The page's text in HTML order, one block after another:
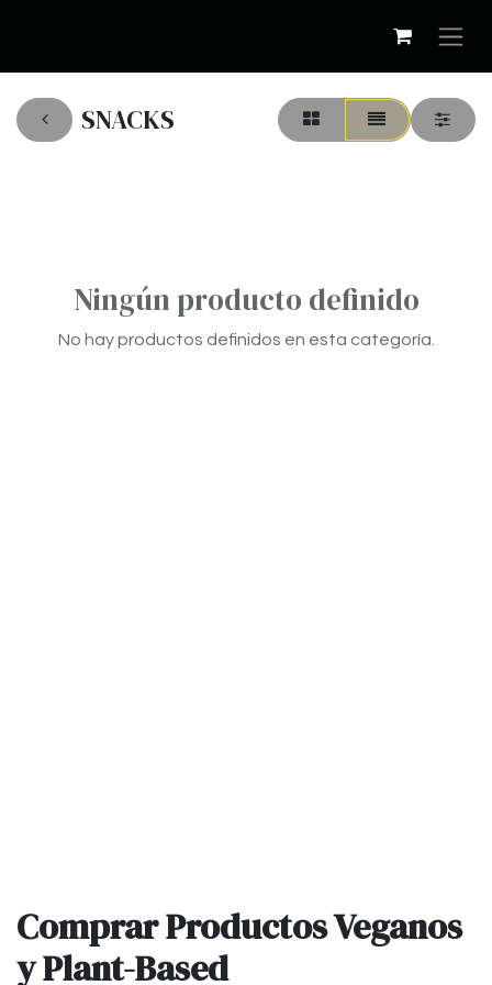
SNACKS
Ningún producto definido
No hay productos definidos en esta categoría.
Comprar Productos Veganos
y Plant-Based